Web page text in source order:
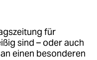
für
sind – oder auch
einen besonderen